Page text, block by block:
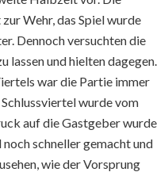
Wehr, das Spiel wurde
Dennoch versuchten die
lassen und hielten dagegen.
war die Partie immer
wurde vom
auf die Gastgeber wurde
schneller gemacht und
wie der Vorsprung